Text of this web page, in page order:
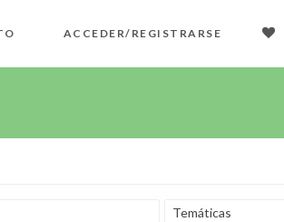
ACCEDER/REGISTRARSE
Temáticas